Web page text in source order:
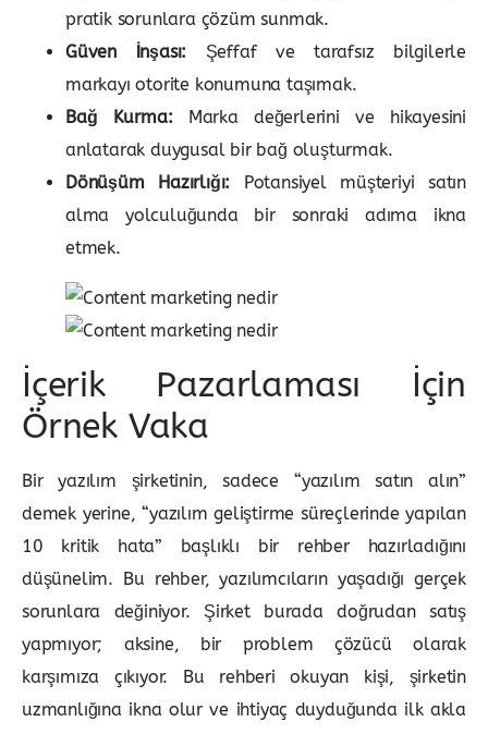
pratik sorunlara çözüm sunmak.
Güven İnşası: Şeffaf ve tarafsız bilgilerle
markayı otorite konumuna taşımak.
Bağ Kurma: Marka değerlerini ve hikayesini
anlatarak duygusal bir bağ oluşturmak.
Dönüşüm Hazırlığı: Potansiyel müşteriyi satın
alma yolculuğunda bir sonraki adıma ikna
etmek.
İçerik Pazarlaması İçin
Örnek Vaka
Bir yazılım şirketinin, sadece “yazılım satın alın”
demek yerine, “yazılım geliştirme süreçlerinde yapılan
10 kritik hata” başlıklı bir rehber hazırladığını
düşünelim. Bu rehber, yazılımcıların yaşadığı gerçek
sorunlara değiniyor. Şirket burada doğrudan satış
yapmıyor; aksine, bir problem çözücü olarak
karşımıza çıkıyor. Bu rehberi okuyan kişi, şirketin
uzmanlığına ikna olur ve ihtiyaç duyduğunda ilk akla